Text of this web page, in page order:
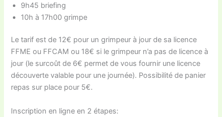
9h45 briefing
10h à 17h00 grimpe
Le tarif est de 12€ pour un grimpeur à jour de sa licence
FFME ou FFCAM ou 18€ si le grimpeur n’a pas de licence à
jour (le surcoût de 6€ permet de vous fournir une licence
découverte valable pour une journée). Possibilité de panier
repas sur place pour 5€.
Inscription en ligne en 2 étapes: